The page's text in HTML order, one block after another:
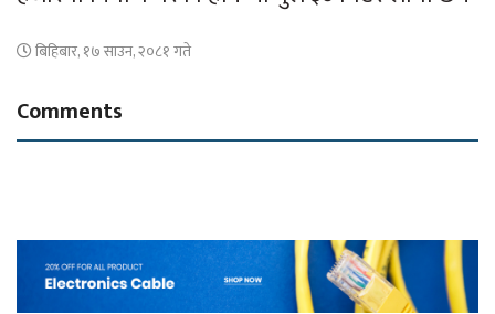
बिहिबार, १७ साउन, २०८१ गते
Comments